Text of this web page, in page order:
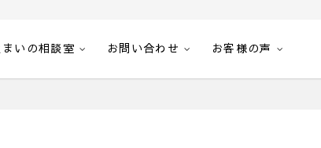
川
いの相談室 お問い合わせ お客様の声